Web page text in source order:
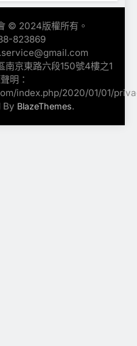
© 2024版權所有。
823869
南京東路六段150號4樓之1
明：
index.php/2020/01/01/
By BlazeThemes.